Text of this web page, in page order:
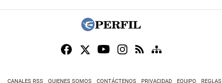
CANALES RSS QUIENES SOMOS CONTÁCTENOS PRIVACIDAD EQUIPO